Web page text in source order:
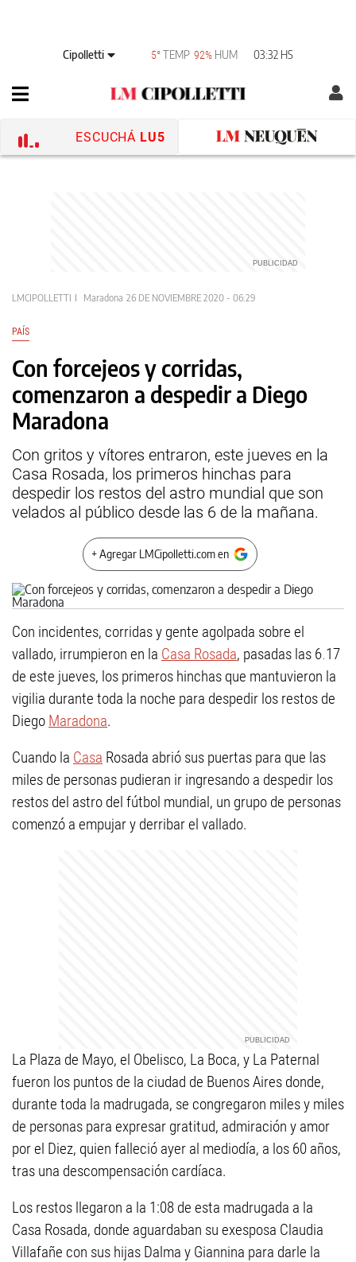
Cipolletti 5°TEMP 92% HUM 03:32 HS
ESCUCHÁ LU5
LMCIPOLLETTI Maradona 26 DE NOVIEMBRE 2020 - 06:29
PAÍS
Con forcejeos y corridas,
comenzaron a despedir a Diego
Maradona
Con gritos y vítores entraron, este jueves en la
Casa Rosada, los primeros hinchas para
despedir los restos del astro mundial que son
velados al público desde las 6 de la mañana.
+ Agregar LMCipolletti.com en
Con incidentes, corridas y gente agolpada sobre el
vallado, irrumpieron en la Casa Rosada, pasadas las 6.17
de este jueves, los primeros hinchas que mantuvieron la
vigilia durante toda la noche para despedir los restos de
Diego Maradona.
Cuando la Casa Rosada abrió sus puertas para que las
miles de personas pudieran ir ingresando a despedir los
restos del astro del fútbol mundial, un grupo de personas
comenzó a empujar y derribar el vallado.
La Plaza de Mayo, el Obelisco, La Boca, y La Paternal
fueron los puntos de la ciudad de Buenos Aires donde,
durante toda la madrugada, se congregaron miles y miles
de personas para expresar gratitud, admiración y amor
por el Diez, quien falleció ayer al mediodía, a los 60 años,
tras una descompensación cardíaca.
Los restos llegaron a la 1:08 de esta madrugada a la
Casa Rosada, donde aguardaban su exesposa Claudia
Villafañe con sus hijas Dalma y Giannina para darle la